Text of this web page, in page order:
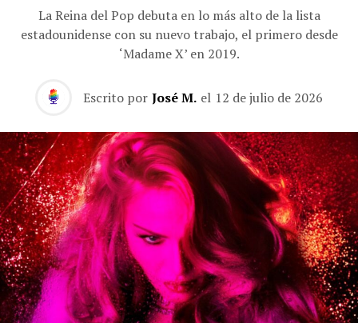
La Reina del Pop debuta en lo más alto de la lista
estadounidense con su nuevo trabajo, el primero desde
‘Madame X’ en 2019.
Escrito por José M. el 12 de julio de 2026